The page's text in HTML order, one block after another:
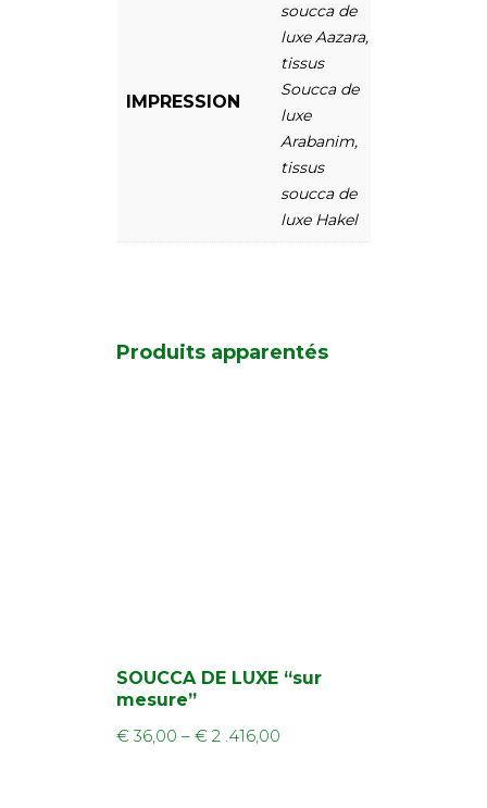
IMPRESSION
soucca de
luxe Aazara,
tissus
Soucca de
luxe
Arabanim,
tissus
soucca de
luxe Hakel
Produits apparentés
SOUCCA DE LUXE “sur
mesure”
€ 36,00 – € 2 .416,00